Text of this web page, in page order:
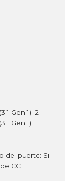
Gen 1): 2
Gen 1): 1
del puerto: Si
CC